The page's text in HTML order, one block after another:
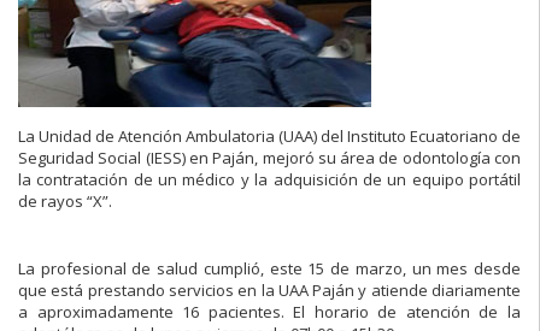
La Unidad de Atención Ambulatoria (UAA) del Instituto Ecuatoriano de
Seguridad Social (IESS) en Paján, mejoró su área de odontología con
la contratación de un médico y la adquisición de un equipo portátil
de rayos “X”.
La profesional de salud cumplió, este 15 de marzo, un mes desde
que está prestando servicios en la UAA Paján y atiende diariamente
a aproximadamente 16 pacientes. El horario de atención de la